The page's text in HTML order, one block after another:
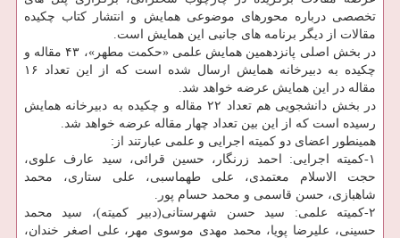
تخصصی درباره محورهای موضوعی همایش و انتشار کتاب چکیده
مقالات از دیگر برنامه های جانبی این همایش است.
در بخش اصلی پانزدهمین همایش علمی «حکمت مطهر»، ۴۳ مقاله و
چکیده به دبیرخانه همایش ارسال شده است که از این تعداد ۱۶
مقاله در این همایش عرضه خواهد شد.
در بخش دانشجویی هم تعداد ۲۲ مقاله و چکیده به دبیرخانه همایش
رسیده است که از این بین تعداد چهار مقاله عرضه خواهد شد.
همینطور اعضای دو کمیته اجرایی و علمی عبارتند از:
۱-کمیته اجرایی: احمد زرنگار، حسین قرائی، سید عارف علوی،
حجت الاسلام معتمدی، علی طهماسبی، علی ستاری، محمد
شاهبازی، حسن قاسمی و محمد حسام پور.
۲-کمیته علمی: سید حسن شهرستانی(دبیر کمیته)، سید محمد
حسینی، علیرضا پویا، محمد مهدی موسوی مهر، علی اصغر خندان،